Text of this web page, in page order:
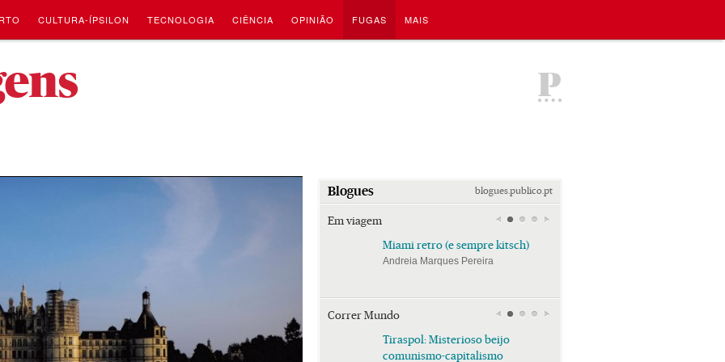
CULTURA-ÍPSILON TECNOLOGIA CIÊNCIA OPINIÃO FUGAS MAIS
P
Blogues blogues.publico.pt
Em viagem
Miami retro (e sempre kitsch)
Andreia Marques Pereira
Correr Mundo
Tiraspol: Misterioso beijo
comunismo-capitalismo